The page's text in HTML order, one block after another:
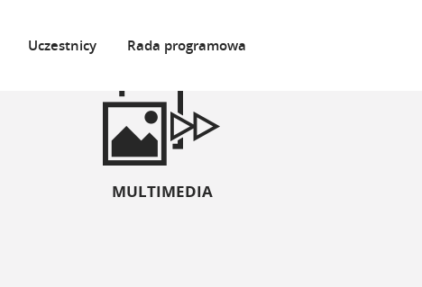
Uczestnicy Rada programowa
MULTIMEDIA